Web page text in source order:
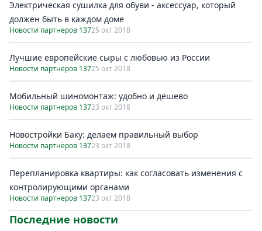
Электрическая сушилка для обуви - аксессуар, который
должен быть в каждом доме
Новости партнеров 13725 окт 2018
Лучшие европейские сыры с любовью из России
Новости партнеров 13725 окт 2018
Мобильный шиномонтаж: удобно и дёшево
Новости партнеров 13723 окт 2018
Новостройки Баку: делаем правильный выбор
Новости партнеров 13723 окт 2018
Перепланировка квартиры: как согласовать изменения с
контролирующими органами
Новости партнеров 13723 окт 2018
Последние новости